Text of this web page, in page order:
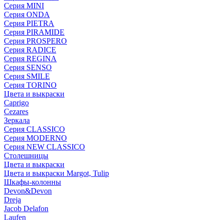
Серия MINI
Серия ONDA
Серия PIETRA
Серия PIRAMIDE
Серия PROSPERO
Серия RADICE
Серия REGINA
Серия SENSO
Серия SMILE
Серия TORINO
Цвета и выкраски
Caprigo
Cezares
Зеркала
Серия CLASSICO
Серия MODERNO
Серия NEW CLASSICO
Столешницы
Цвета и выкраски
Цвета и выкраски Margot, Tulip
Шкафы-колонны
Devon&Devon
Dreja
Jacob Delafon
Laufen